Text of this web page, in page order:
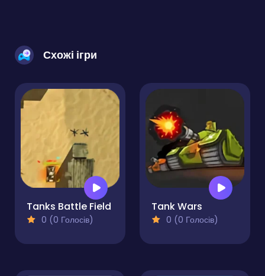
Схожі ігри
Tanks Battle Field
0 (0 Голосів)
Tank Wars
0 (0 Голосів)